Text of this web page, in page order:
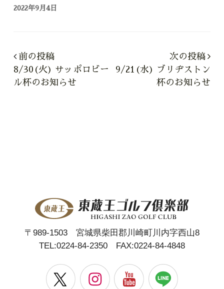
2022年9月4日
前の投稿
8/30(火) サッポロビー
ル杯のお知らせ
次の投稿
9/21(水) ブリヂストン
杯のお知らせ
〒989-1503 宮城県柴田郡川崎町川内字西山8
TEL:0224-84-2350FAX:0224-84-4848